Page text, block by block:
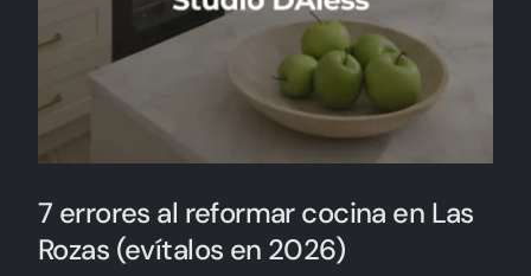
7 errores al reformar cocina en Las
Rozas (evítalos en 2026)